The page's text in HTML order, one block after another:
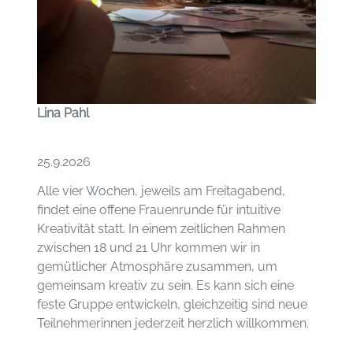
Lina Pahl
25.9.2026
Alle vier Wochen, jeweils am Freitagabend,
findet eine offene Frauenrunde für intuitive
Kreativität statt. In einem zeitlichen Rahmen
zwischen 18 und 21 Uhr kommen wir in
gemütlicher Atmosphäre zusammen, um
gemeinsam kreativ zu sein. Es kann sich eine
feste Gruppe entwickeln, gleichzeitig sind neue
Teilnehmerinnen jederzeit herzlich willkommen.